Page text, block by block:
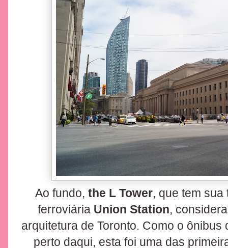
Ao fundo, the L Tower, que tem sua
ferroviária Union Station,
arquitetura de Toronto. Como o
perto daqui, esta foi uma das